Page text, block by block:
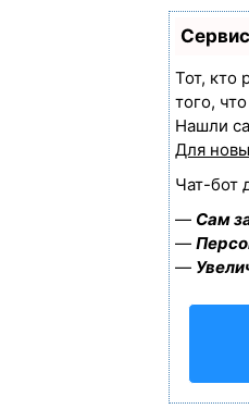
Тот, кто
того,
Нашли
Для
Чат-бот
— Сам
—
—